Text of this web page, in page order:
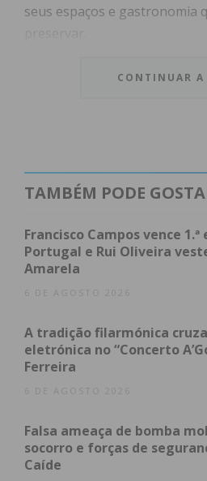
seus espaços e gastronomia
Este é o evento que traz ao
validação por perfil mais
Para o Presidente da Direção,
“todo este esforço da AEP
garantir um concurso mais
para os empresários que se
ganhar prémios sempre que
a concurso e prova o petisco.
contribuindo para o aumento
da gastronomia”.
CONTINUAR
TAMBÉM PODE
Francisco Campos vence
Portugal e Rui Oliveira
Amarela
6 DE AGOSTO 2026
A tradição filarmónica
eletrónica no “Concerto
Ferreira
6 DE AGOSTO 2026
Falsa ameaça de bomba
socorro e forças de
Caíde